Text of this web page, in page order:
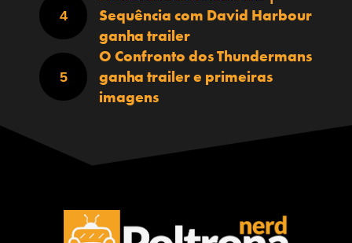
Sequência com David Harbour
ganha trailer
O Confronto dos Thundermans
ganha trailer e primeiras
imagens